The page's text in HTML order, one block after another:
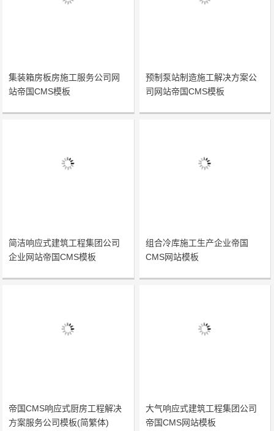
集装箱房板房施工服务公司网
站帝国CMS模板
预制泵站制造施工解决方案公
司网站帝国CMS模板
简洁响应式建筑工程集团公司
企业网站帝国CMS模板
组合冷库施工生产企业帝国
CMS网站模板
帝国CMS响应式厨房工程解决
方案服务公司模板(简繁体)
大气响应式建筑工程集团公司
帝国CMS网站模板